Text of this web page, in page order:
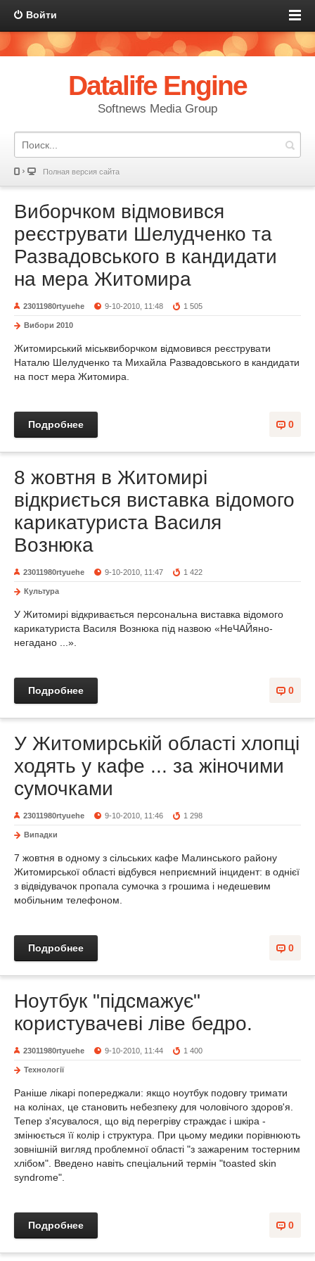
Войти
Datalife Engine
Softnews Media Group
Полная версия сайта
Виборчком відмовився
реєструвати Шелудченко та
Развадовського в кандидати
на мера Житомира
23011980rtyuehe 9-10-2010, 11:48 1 505
Вибори 2010
Житомирський міськвиборчком відмовився реєструвати
Наталю Шелудченко та Михайла Развадовського в кандидати
на пост мера Житомира.
0
Подробнее
8 жовтня в Житомирі
відкриється виставка відомого
карикатуриста Василя
Вознюка
23011980rtyuehe 9-10-2010, 11:47 1 422
Культура
У Житомирі відкривається персональна виставка відомого
карикатуриста Василя Вознюка під назвою «НеЧАЙяно-
негадано ...».
0
Подробнее
У Житомирській області хлопці
ходять у кафе ... за жіночими
сумочками
23011980rtyuehe 9-10-2010, 11:46 1 298
Випадки
7 жовтня в одному з сільських кафе Малинського району
Житомирської області відбувся неприємний інцидент: в однієї
з відвідувачок пропала сумочка з грошима і недешевим
мобільним телефоном.
0
Подробнее
Ноутбук "підсмажує"
користувачеві ліве бедро.
23011980rtyuehe 9-10-2010, 11:44 1 400
Технології
Раніше лікарі попереджали: якщо ноутбук подовгу тримати
на колінах, це становить небезпеку для чоловічого здоров'я.
Тепер з'ясувалося, що від перегріву страждає і шкіра -
змінюється її колір і структура. При цьому медики порівнюють
зовнішній вигляд проблемної області "з зажареним тостерним
хлібом". Введено навіть спеціальний термін "toasted skin
syndrome".
0
Подробнее